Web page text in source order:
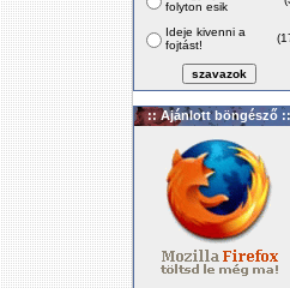
folyton esik
Ideje kivenni a
fojtást!
:: Ajánlott böngésző ::